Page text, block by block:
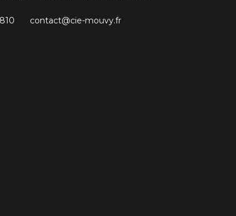
contact@cie-mouvy.fr